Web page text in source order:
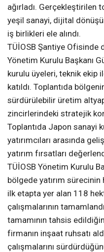
ağırladı. Gerçekleştirilen
yeşil sanayi, dijital
iş birlikleri ele alındı.
TÜİOSB Şantiye Ofisinde
Yönetim Kurulu Başkanı
kurulu üyeleri, teknik ekip
katıldı. Toplantıda
sürdürülebilir üretim
zincirlerindeki stratejik
Toplantıda Japon sanayi
yatırımcıları arasında
yatırım fırsatları
TÜİOSB Yönetim Kurulu
bölgede yatırım
ilk etapta yer alan 118
çalışmalarının
tamamının tahsis
firmanın inşaat ruhsatı
çalışmalarını